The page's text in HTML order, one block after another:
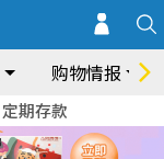
购物情报
定期存款